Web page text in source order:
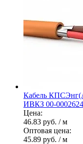
Кабель
ИВКЗ 00-
Цена:
46.83 руб. / м
Оптовая цена:
45.89 руб. / м